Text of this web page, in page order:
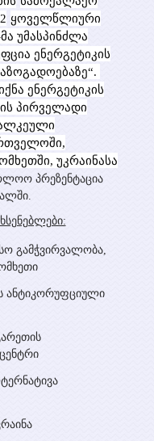
ყოველწლიური
მა უმასპინძლა
ენერგეტიკის
ენერგეტიკის
პირველადი
უკრაინასა
პრეზენტაცია
გამჭვირვალობა,
ანტიკორუფციული